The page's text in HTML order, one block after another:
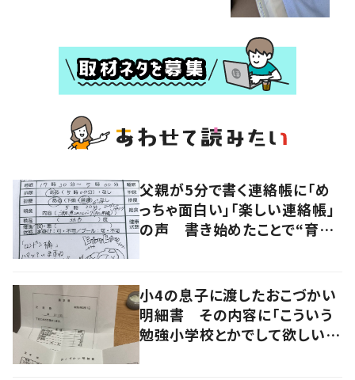
父親が5分で書く連絡帳に「め
っちゃ面白い」「楽しい連絡帳」
の声 書き始めたことで“育児
小4の息子に渡したおこづかい
明細書 その内容に「こういう
勉強小学校とかでして欲しい」